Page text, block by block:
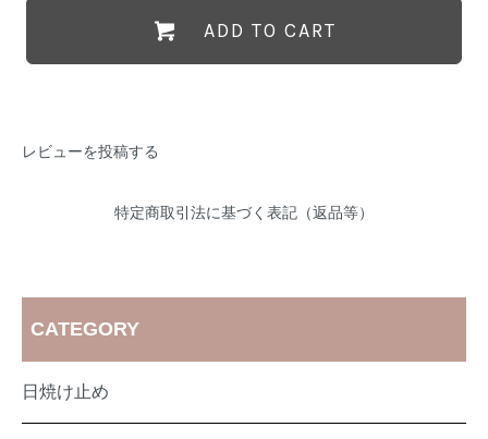
ADD TO CART
レビューを投稿する
特定商取引法に基づく表記（返品等）
CATEGORY
日焼け止め